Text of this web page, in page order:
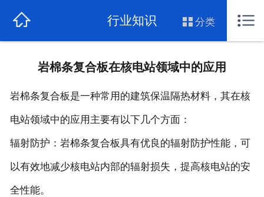
关于我们
公司新闻
行业知识
玻璃棉价格
行业知识 分类
岩棉条复合板在核电站领域中的应用
岩棉条复合板是一种常用的建筑保温隔热材料，其在核
电站领域中的应用主要有以下几个方面：
辐射防护：岩棉条复合板具有优良的辐射防护性能，可
以有效地减少核电站内部的辐射损失，提高核电站的安
全性能。